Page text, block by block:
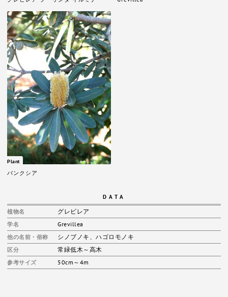
Plant
バンクシア
DATA
植物名 グレビレア
学名 Grevillea
他の名前・俗称 シノブノキ ハゴロモノキ
区分 常緑低木～高木
参考サイズ 50cm～4m